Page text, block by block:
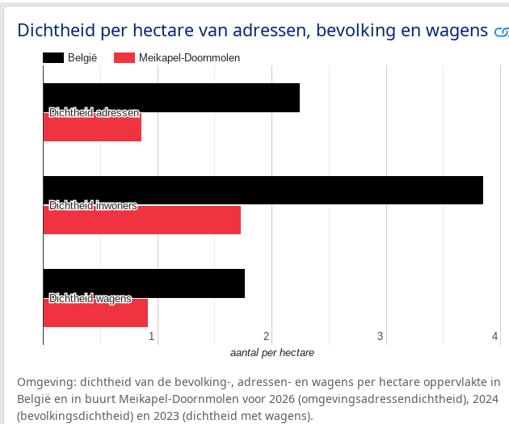
Dichtheid per hectare van adressen, bevolking en wagens
België Meikapel-Doornmolen
1
1 2
2 3
3 4
4
Dichtheid adressen
Dichtheid adressen
Dichtheid inwoners
Dichtheid inwoners
Dichtheid wagens
Dichtheid wagens
aantal per hectare
Omgeving: dichtheid van de bevolking-, adressen- en wagens per hectare oppervlakte in
België en in buurt Meikapel-Doornmolen voor 2026 (omgevingsadressendichtheid), 2024
(bevolkingsdichtheid) en 2023 (dichtheid met wagens).